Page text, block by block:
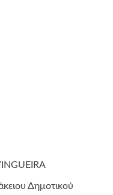
Δημοτικού